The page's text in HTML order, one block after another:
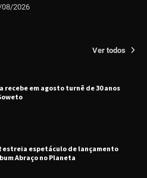
2026
Ver todos
recebe em agosto turnê de 30 anos
estreia espetáculo de lançamento
Abraço no Planeta